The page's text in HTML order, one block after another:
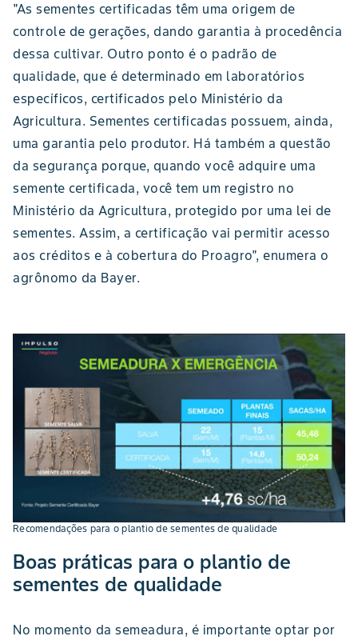
"As sementes certificadas têm uma origem de
controle de gerações, dando garantia à procedência
dessa cultivar. Outro ponto é o padrão de
qualidade, que é determinado em laboratórios
específicos, certificados pelo Ministério da
Agricultura. Sementes certificadas possuem, ainda,
uma garantia pelo produtor. Há também a questão
da segurança porque, quando você adquire uma
semente certificada, você tem um registro no
Ministério da Agricultura, protegido por uma lei de
sementes. Assim, a certificação vai permitir acesso
aos créditos e à cobertura do Proagro", enumera o
agrônomo da Bayer.
Recomendações para o plantio de sementes de qualidade
Boas práticas para o plantio de
sementes de qualidade
No momento da semeadura, é importante optar por